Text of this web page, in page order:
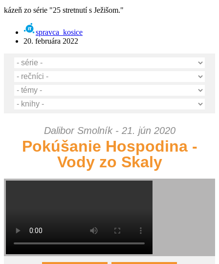
kázeň zo série "25 stretnutí s Ježišom."
spravca_kosice
20. februára 2022
Dalibor Smolník - 21. jún 2020
Pokúšanie Hospodina -
Vody zo Skaly